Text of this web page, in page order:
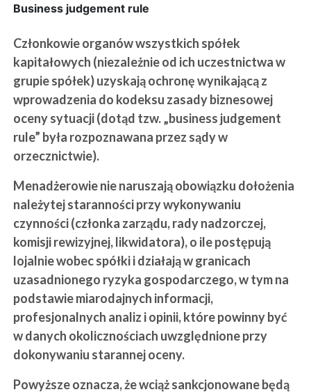
Business judgement rule
Członkowie organów wszystkich spółek
kapitałowych (niezależnie od ich uczestnictwa w
grupie spółek) uzyskają ochronę wynikającą z
wprowadzenia do kodeksu zasady biznesowej
oceny sytuacji (dotąd tzw. „business judgement
rule” była rozpoznawana przez sądy w
orzecznictwie).
Menadżerowie nie naruszają obowiązku dołożenia
należytej staranności przy wykonywaniu
czynności (członka zarządu, rady nadzorczej,
komisji rewizyjnej, likwidatora), o ile postępują
lojalnie wobec spółki i działają w granicach
uzasadnionego ryzyka gospodarczego, w tym na
podstawie miarodajnych informacji,
profesjonalnych analiz i opinii, które powinny być
w danych okolicznościach uwzględnione przy
dokonywaniu starannej oceny.
Powyższe oznacza, że wciąż sankcjonowane będą